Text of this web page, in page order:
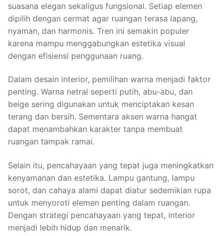
suasana elegan sekaligus fungsional. Setiap elemen
dipilih dengan cermat agar ruangan terasa lapang,
nyaman, dan harmonis. Tren ini semakin populer
karena mampu menggabungkan estetika visual
dengan efisiensi penggunaan ruang.
Dalam desain interior, pemilihan warna menjadi faktor
penting. Warna netral seperti putih, abu-abu, dan
beige sering digunakan untuk menciptakan kesan
terang dan bersih. Sementara aksen warna hangat
dapat menambahkan karakter tanpa membuat
ruangan tampak ramai.
Selain itu, pencahayaan yang tepat juga meningkatkan
kenyamanan dan estetika. Lampu gantung, lampu
sorot, dan cahaya alami dapat diatur sedemikian rupa
untuk menyoroti elemen penting dalam ruangan.
Dengan strategi pencahayaan yang tepat, interior
menjadi lebih hidup dan menarik.